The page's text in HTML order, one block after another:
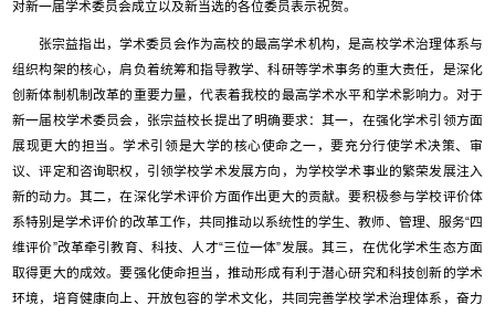
对新一届学术委员会成立以及新当选的各位委员表示祝贺。
张宗益指出，学术委员会作为高校的最高学术机构，是高校学术治理体系与
组织构架的核心，肩负着统筹和指导教学、科研等学术事务的重大责任，是深化
创新体制机制改革的重要力量，代表着我校的最高学术水平和学术影响力。 对于
新一届校学术委员会，张宗益校长提出了明确要求：其一，在强化学术引领方面
展现更大的担当。学术引领是大学的核心使命之一，要充分行使学术决策、审
议、评定和咨询职权，引领学校学术发展方向，为学校学术事业的繁荣发展注入
新的动力。其二，在深化学术评价方面作出更大的贡献。要积极参与学校评价体
系特别是学术评价的改革工作，共同推动以系统性的学生、教师、管理、服务“四
维评价”改革牵引教育、科技、人才“三位一体”发展。其三，在优化学术生态方面
取得更大的成效。要强化使命担当，推动形成有利于潜心研究和科技创新的学术
环境，培育健康向上、开放包容的学术文化，共同完善学校学术治理体系，奋力